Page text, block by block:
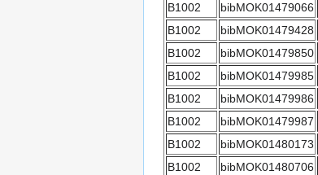
B1002
bibMOK01479066
B1002
bibMOK01479428
B1002
bibMOK01479850
B1002
bibMOK01479985
B1002
bibMOK01479986
B1002
bibMOK01479987
B1002
bibMOK01480173
B1002
bibMOK01480706